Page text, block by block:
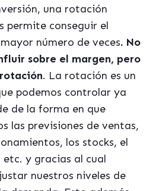
una rotación
permite conseguir el
número de veces. No
sobre el margen, pero
. La rotación es un
podemos controlar ya
de la forma en que
las previsiones de ventas,
los stocks, el
y gracias al cual
nuestros niveles de